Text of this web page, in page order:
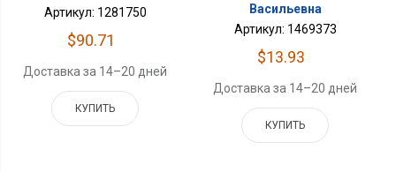
Артикул: 1281750
$90.71
Доставка за 14–20 дней
КУПИТЬ
Васильевна
Артикул: 1469373
$13.93
Доставка за 14–20 дней
КУПИТЬ